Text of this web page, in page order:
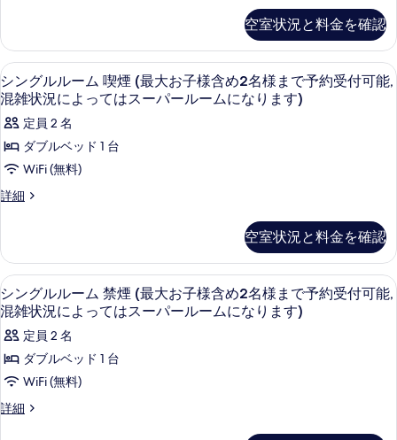
写
真
を
表
示
す
る
細
空室状況と料金を確認
シ
ン
グ
ル
ル
ー
煙
(最
大
お
子
様
め
デスク、遮光カーテン、防音設備、
19
シングルルーム 喫煙 (最大お子様含め2名様まで予約受付可能,
混雑状況によってはスーパールームになります)
定員 2 名
ダブルベッド 1 台
WiFi (無料)
詳細
シ
ル
ー
ム
喫
煙
(最
大
子
様
含
空室状況と料金を確認
シ
ン
グ
ル
ル
ー
デスク、遮光カーテン、防音設備、
19
シングルルーム 禁煙 (最大お子様含め2名様まで予約受付可能,
混雑状況によってはスーパールームになります)
定員 2 名
ダブルベッド 1 台
WiFi (無料)
詳細
シ